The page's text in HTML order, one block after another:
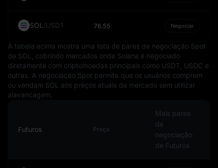
imune a flutuações de valor. Essas variações podem ser
de juros, estabilidade política e desempenho econômico.
geralmente oferece um certo grau de proteção contra
essas flutuações.
Em conclusão, o USD é mais do que apenas a moeda
nacional dos Estados Unidos. Ele é um elemento central
do sistema financeiro global, influenciando o comércio
economia digital. É um símbolo de estabilidade e força
econômica, frequentemente servindo como referência
SOL /USD1 76.55 Negociar
A tabela acima mostra uma lista de pares de negociação Spot
de SOL, cobrindo mercados onde Solana é negociado
diretamente com criptomoedas principais como USDT, USDC e
outras. A negociação Spot permite que os usuários comprem
ou vendam SOL aos preços atuais de mercado sem utilizar
alavancagem.
Futuros Preço
Mais pares
de
negociação
de Futuros